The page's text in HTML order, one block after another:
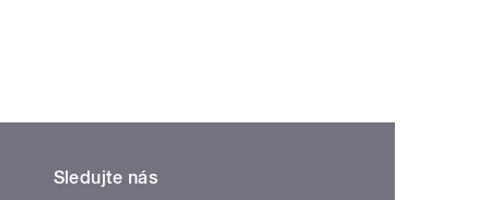
Sledujte nás